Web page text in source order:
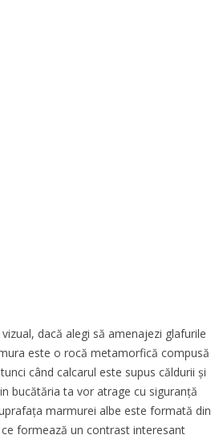
dacă alegi să amenajezi glafurile
este o rocă metamorfică compusă
când calcarul este supus căldurii și
bucătăria ta vor atrage cu siguranță
marmurei albe este formată din
formează un contrast interesant